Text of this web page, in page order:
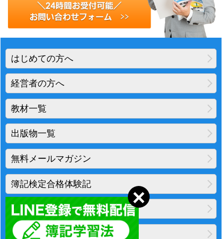
はじめての方へ
経営者の方へ
教材一覧
出版物一覧
無料メールマガジン
簿記検定合格体験記
地図・アクセス
プライバシーポリシー